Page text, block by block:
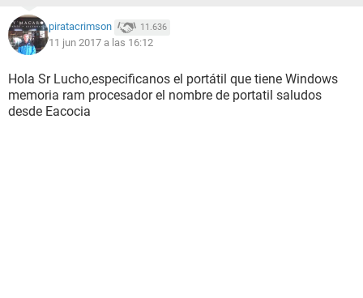
piratacrimson 11.636
11 jun 2017 a las 16:12
Hola Sr Lucho,especificanos el portátil que tiene Windows
memoria ram procesador el nombre de portatil saludos
desde Eacocia